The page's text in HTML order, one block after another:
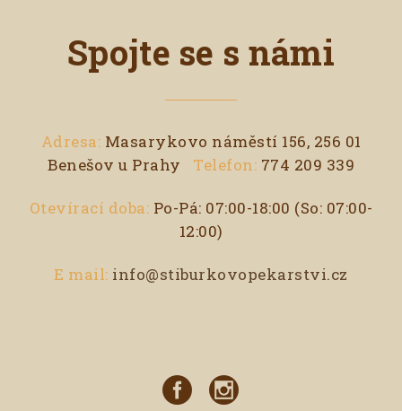
Spojte se s námi
Adresa: Masarykovo náměstí 156, 256 01
Benešov u Prahy
Telefon: 774 209 339
Otevírací doba: Po-Pá: 07:00-18:00 (So: 07:00-
12:00)
E mail: info@stiburkovopekarstvi.cz